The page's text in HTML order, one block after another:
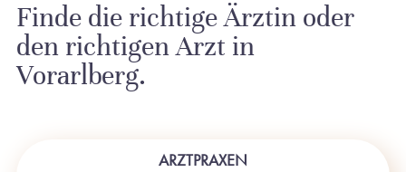
Finde die richtige Ärztin oder
den richtigen Arzt in
Vorarlberg.
ARZTPRAXEN